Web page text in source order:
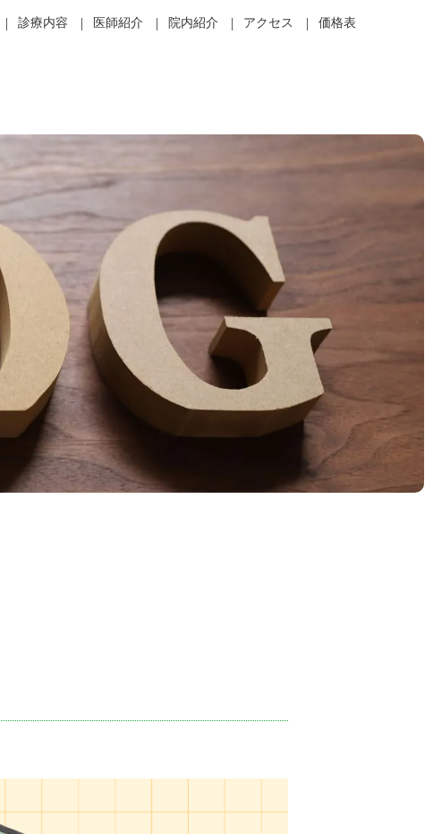
診療内容 医師紹介 院内紹介 アクセス 価格表